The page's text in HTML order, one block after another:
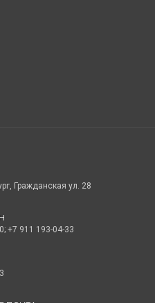
Гражданская ул. 28
; +7 911 193-04-33